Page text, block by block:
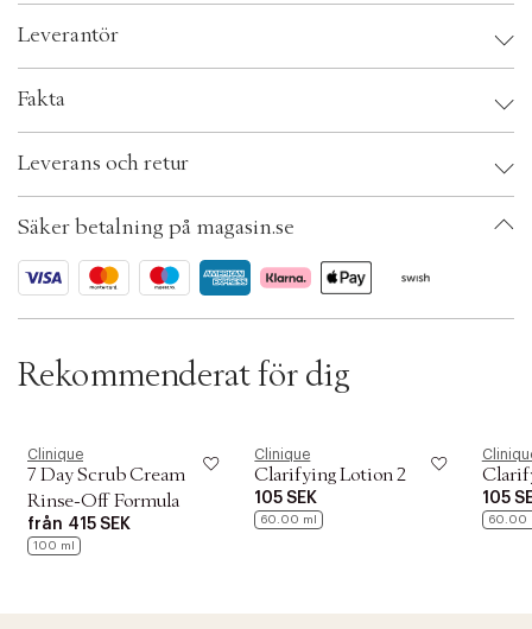
t
n
Allergitestad. 100 % doftfri.
Leverantör
Fakta
EAN: 020714817725
ID: ACIW30-0008
Leverans och retur
Säker betalning på magasin.se
Rekommenderat för dig
Clinique
7 Day Scrub Cream
Rinse-Off Formula
från 415 SEK
100 ml
Clinique
Clarifying Lotion 2
105 SEK
60.00 ml
105
60.00